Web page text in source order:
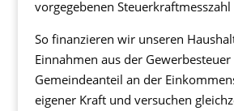
vorgegebenen Steuerkraftmesszahl
So finanzieren wir unseren
Einnahmen aus der
Gemeindeanteil an der
eigener Kraft und versuchen